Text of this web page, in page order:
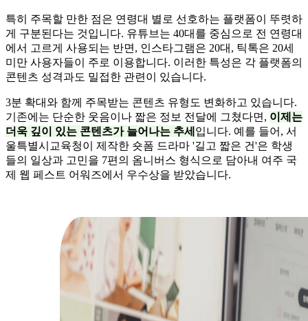
특히 주목할 만한 점은 연령대 별로 선호하는 플랫폼이 뚜렷하
게 구분된다는 것입니다. 유튜브는 40대를 중심으로 전 연령대
에서 고르게 사용되는 반면, 인스타그램은 20대, 틱톡은 20세
미만 사용자들이 주로 이용합니다. 이러한 특성은 각 플랫폼의
콘텐츠 성격과도 밀접한 관련이 있습니다.
3분 확대와 함께 주목받는 콘텐츠 유형도 변화하고 있습니다.
기존에는 단순한 웃음이나 짧은 정보 전달에 그쳤다면, 이제는
더욱 깊이 있는 콘텐츠가 늘어나는 추세 입니다. 예를 들어, 서
울특별시교육청이 제작한 숏폼 드라마 '길고 짧은 건'은 학생
들의 일상과 고민을 7편의 옴니버스 형식으로 담아내 여주 국
제 웹 페스트 어워즈에서 우수상을 받았습니다.